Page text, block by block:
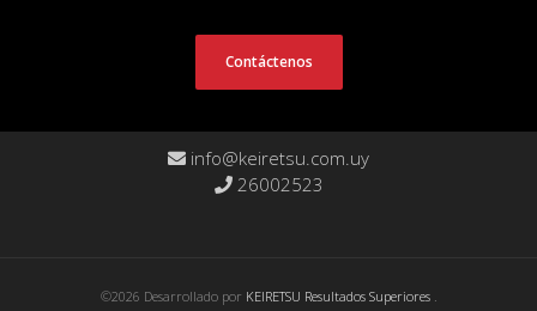
Contáctenos
info@keiretsu.com.uy
26002523
©2026 Desarrollado por KEIRETSU Resultados Superiores